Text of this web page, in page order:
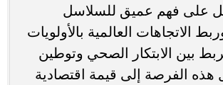
على فهم عميق للسلاسل
الاتجاهات العالمية بالأولويات
بين الابتكار الصحي وتوطين
هذه الفرصة إلى قيمة اقتصادية